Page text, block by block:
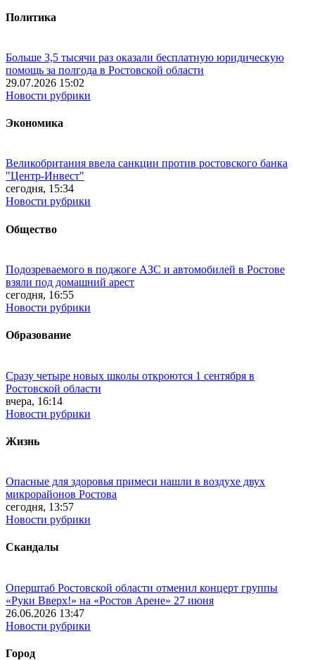
Политика
Больше 3,5 тысячи раз оказали бесплатную юридическую
помощь за полгода в Ростовской области
29.07.2026 15:02
Новости рубрики
Экономика
Великобритания ввела санкции против ростовского банка
"Центр-Инвест"
сегодня, 15:34
Новости рубрики
Общество
Подозреваемого в поджоге АЗС и автомобилей в Ростове
взяли под домашний арест
сегодня, 16:55
Новости рубрики
Образование
Сразу четыре новых школы откроются 1 сентября в
Ростовской области
вчера, 16:14
Новости рубрики
Жизнь
Опасные для здоровья примеси нашли в воздухе двух
микрорайонов Ростова
сегодня, 13:57
Новости рубрики
Скандалы
Оперштаб Ростовской области отменил концерт группы
«Руки Вверх!» на «Ростов Арене» 27 июня
26.06.2026 13:47
Новости рубрики
Город